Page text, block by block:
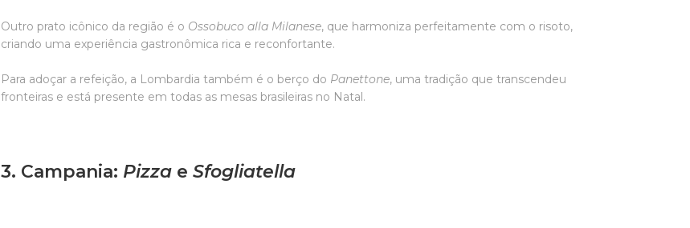
Outro prato icônico da região é o Ossobuco alla Milanese, que harmoniza perfeitamente com o risoto,
criando uma experiência gastronômica rica e reconfortante.
Para adoçar a refeição, a Lombardia também é o berço do Panettone, uma tradição que transcendeu
fronteiras e está presente em todas as mesas brasileiras no Natal.
3. Campania: Pizza e Sfogliatella